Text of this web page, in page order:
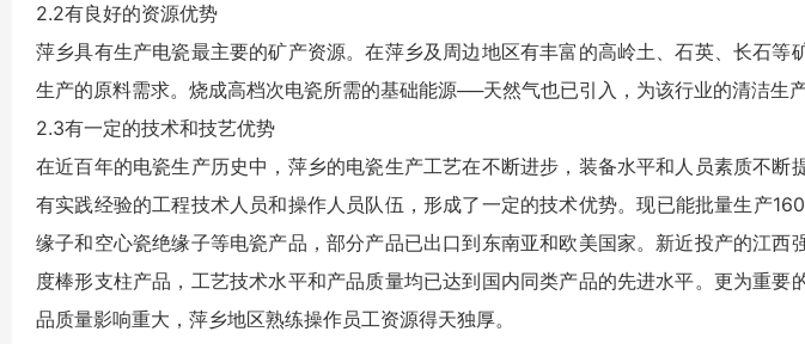
2.2有良好的资源优势
萍乡具有生产电瓷最主要的矿产资源。在萍乡及周边地区有丰富的高岭土、石英、长石
生产的原料需求。烧成高档次电瓷所需的基础能源──天然气也已引入，为该行业的清洁生
2.3有一定的技术和技艺优势
在近百年的电瓷生产历史中，萍乡的电瓷生产工艺在不断进步，装备水平和人员素质不断
有实践经验的工程技术人员和操作人员队伍，形成了一定的技术优势。现已能批量生产
缘子和空心瓷绝缘子等电瓷产品，部分产品已出口到东南亚和欧美国家。新近投产的江
度棒形支柱产品，工艺技术水平和产品质量均已达到国内同类产品的先进水平。更为重
品质量影响重大，萍乡地区熟练操作员工资源得天独厚。